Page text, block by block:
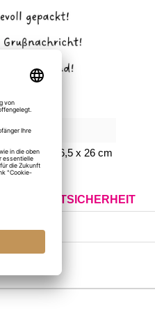
16,5 x 26 cm
PRODUKTSICHERHEIT